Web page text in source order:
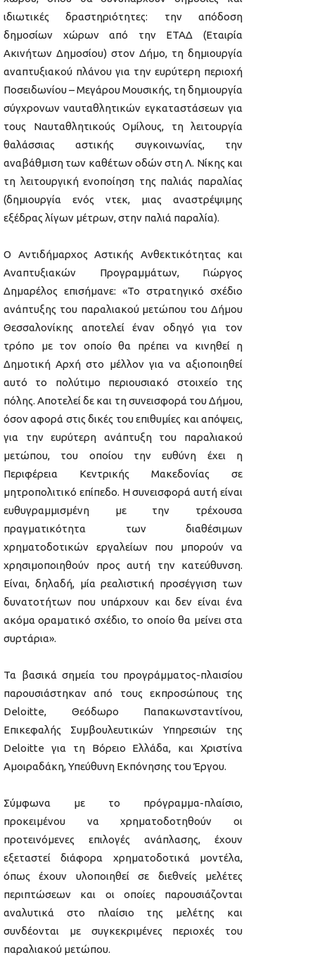
ιδιωτικές δραστηριότητες: την απόδοση
δημοσίων χώρων από την ΕΤΑΔ (Εταιρία
Ακινήτων Δημοσίου) στον Δήμο, τη δημιουργία
αναπτυξιακού πλάνου για την ευρύτερη περιοχή
Ποσειδωνίου – Μεγάρου Μουσικής, τη δημιουργία
σύγχρονων ναυταθλητικών εγκαταστάσεων για
τους Ναυταθλητικούς Ομίλους, τη λειτουργία
θαλάσσιας αστικής συγκοινωνίας, την
αναβάθμιση των καθέτων οδών στη Λ. Νίκης και
τη λειτουργική ενοποίηση της παλιάς παραλίας
(δημιουργία ενός ντεκ, μιας αναστρέψιμης
εξέδρας λίγων μέτρων, στην παλιά παραλία).
Ο Αντιδήμαρχος Αστικής Ανθεκτικότητας και
Αναπτυξιακών Προγραμμάτων, Γιώργος
Δημαρέλος επισήμανε: «Το στρατηγικό σχέδιο
ανάπτυξης του παραλιακού μετώπου του Δήμου
Θεσσαλονίκης αποτελεί έναν οδηγό για τον
τρόπο με τον οποίο θα πρέπει να κινηθεί η
Δημοτική Αρχή στο μέλλον για να αξιοποιηθεί
αυτό το πολύτιμο περιουσιακό στοιχείο της
πόλης. Αποτελεί δε και τη συνεισφορά του Δήμου,
όσον αφορά στις δικές του επιθυμίες και απόψεις,
για την ευρύτερη ανάπτυξη του παραλιακού
μετώπου, του οποίου την ευθύνη έχει η
Περιφέρεια Κεντρικής Μακεδονίας σε
μητροπολιτικό επίπεδο. Η συνεισφορά αυτή είναι
ευθυγραμμισμένη με την τρέχουσα
πραγματικότητα των διαθέσιμων
χρηματοδοτικών εργαλείων που μπορούν να
χρησιμοποιηθούν προς αυτή την κατεύθυνση.
Είναι, δηλαδή, μία ρεαλιστική προσέγγιση των
δυνατοτήτων που υπάρχουν και δεν είναι ένα
ακόμα οραματικό σχέδιο, το οποίο θα μείνει στα
συρτάρια».
Τα βασικά σημεία του προγράμματος-πλαισίου
παρουσιάστηκαν από τους εκπροσώπους της
Deloitte, Θεόδωρο Παπακωνσταντίνου,
Επικεφαλής Συμβουλευτικών Υπηρεσιών της
Deloitte για τη Βόρειο Ελλάδα, και Χριστίνα
Αμοιραδάκη, Υπεύθυνη Εκπόνησης του Έργου.
Σύμφωνα με το πρόγραμμα-πλαίσιο,
προκειμένου να χρηματοδοτηθούν οι
προτεινόμενες επιλογές ανάπλασης, έχουν
εξεταστεί διάφορα χρηματοδοτικά μοντέλα,
όπως έχουν υλοποιηθεί σε διεθνείς μελέτες
περιπτώσεων και οι οποίες παρουσιάζονται
αναλυτικά στο πλαίσιο της μελέτης και
συνδέονται με συγκεκριμένες περιοχές του
παραλιακού μετώπου.